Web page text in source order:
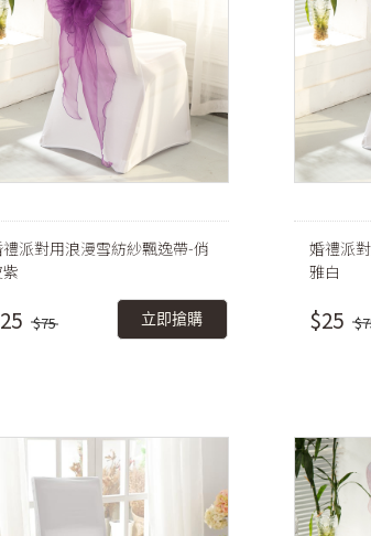
派對用浪漫雪紡紗飄逸帶-俏
$75 立即搶購
婚禮派
雅白
$25